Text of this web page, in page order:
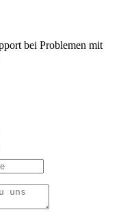
bei Problemen mit